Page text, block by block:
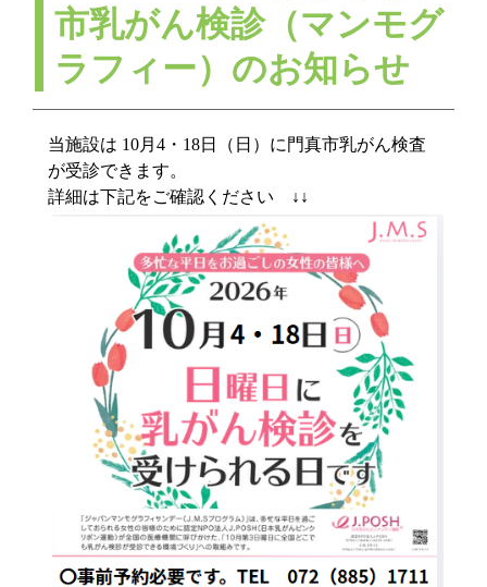
市乳がん検診（マンモグ
ラフィー）のお知らせ
当施設は 10月4・18日（日）に門真市乳がん検査
が受診できます。
詳細は下記をご確認ください ↓↓